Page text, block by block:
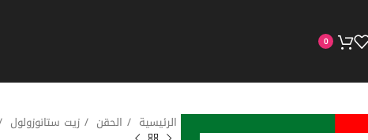
0
الرئيسية الحقن زيت ستانوزولول